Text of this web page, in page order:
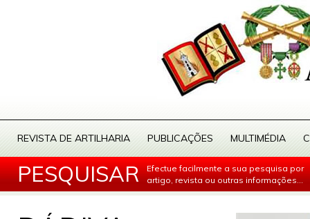
REVISTA DE ARTILHARIA PUBLICAÇÕES MULTIMÉDIA
PESQUISAR
Efectue facilmente a sua pesquisa por
artigo, revista ou outras informações...